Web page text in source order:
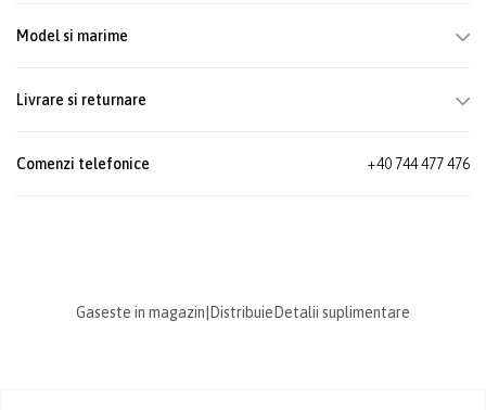
Model si marime
Livrare si returnare
Comenzi telefonice +40 744 477 476
Gaseste in magazin Distribuie Detalii suplimentare